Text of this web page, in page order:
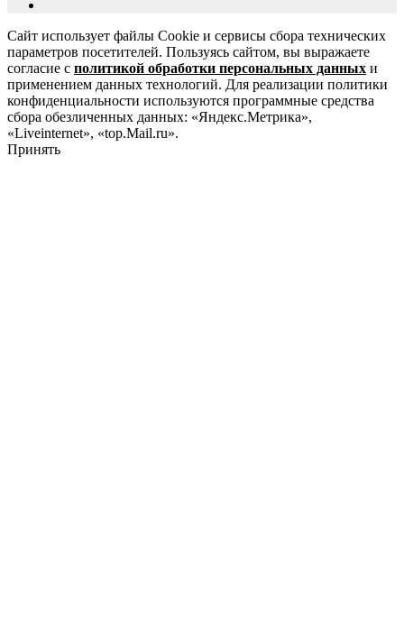
Сайт использует файлы Cookie и сервисы сбора технических
параметров посетителей. Пользуясь сайтом, вы выражаете
согласие с политикой обработки персональных данных и
применением данных технологий. Для реализации политики
конфиденциальности используются программные средства
сбора обезличенных данных: «Яндекс.Метрика»,
«Liveinternet», «top.Mail.ru».
Принять